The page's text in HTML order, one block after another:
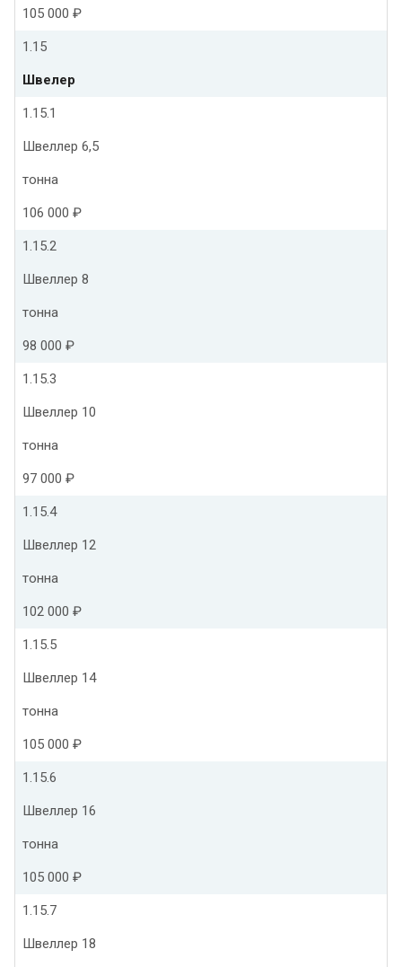
105 000 ₽
1.15
Швелер
1.15.1
Швеллер 6,5
тонна
106 000 ₽
1.15.2
Швеллер 8
тонна
98 000 ₽
1.15.3
Швеллер 10
тонна
97 000 ₽
1.15.4
Швеллер 12
тонна
102 000 ₽
1.15.5
Швеллер 14
тонна
105 000 ₽
1.15.6
Швеллер 16
тонна
105 000 ₽
1.15.7
Швеллер 18